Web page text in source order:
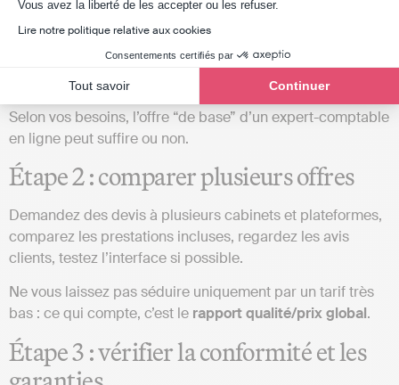
Vous avez la liberté de les accepter ou les refuser.
Lire notre politique relative aux cookies
Consentements certifiés par
Tout savoir Continuer
: simple comptabilité et déclarations, gestion de la taxe
sur la valeur ajoutée (TVA), bilan, optimisation fiscale, paie,
Selon vos besoins, l’offre “de base” d’un expert-comptable
en ligne peut suffire ou non.
Étape 2 : comparer plusieurs offres
Demandez des devis à plusieurs cabinets et plateformes,
comparez les prestations incluses, regardez les avis
clients, testez l’interface si possible.
Ne vous laissez pas séduire uniquement par un tarif très
bas : ce qui compte, c’est le rapport qualité/prix global.
Étape 3 : vérifier la conformité et les